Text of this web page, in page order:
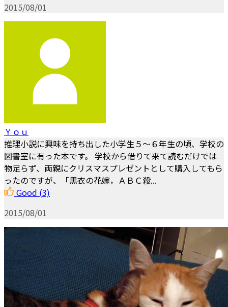
2015/08/01
Ｙｏｕ
推理小説に興味を持ち出した小学生５～６年生の頃、学校の
図書室に有った本です。 学校から借りて来て読むだけでは
物足らず、両親にクリスマスプレゼントとして購入してもら
ったのですが、「黒衣の花嫁，ＡＢＣ殺...
Good (3)
2015/08/01